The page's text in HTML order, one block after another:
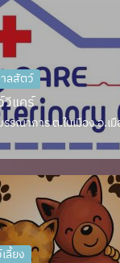
ลสัตว์
วีแคร์
รณาการ ต.ในเมือง อ.เ
ลี้ยง